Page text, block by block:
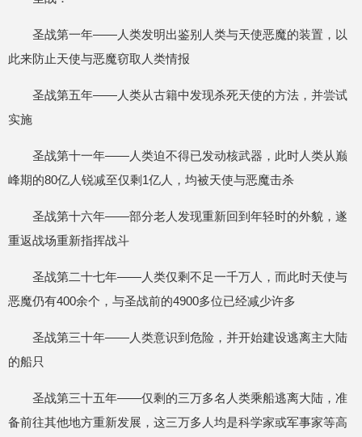
圣战第一年——人类发明出鉴别人类与天使恶魔的装置，以
此来防止天使与恶魔窃取人类情报
圣战第五年——人类从古籍中发现杀死天使的方法，并尝试
实施
圣战第十一年——人类迫不得已发动核武器，此时人类从巅
峰期的80亿人锐减至仅剩1亿人，均被天使与恶魔击杀
圣战第十六年——部分老人发现重新回到年轻时的外貌，遂
重返战场重新指挥战斗
圣战第二十七年——人类仅剩不足一千万人，而此时天使与
恶魔仍有400余个，与圣战前的4900多位已经减少许多
圣战第三十年——人类意识到危险，并开始建设逃离主大陆
的船只
圣战第三十五年——仅剩的三万多名人类乘船逃离大陆，准
备前往其他地方重新发展，这三万多人均是科学家或军事家等高